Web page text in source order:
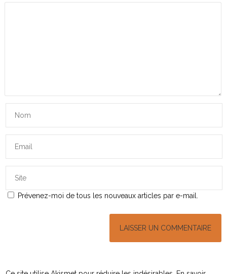
Prévenez-moi de tous les nouveaux articles par e-mail.